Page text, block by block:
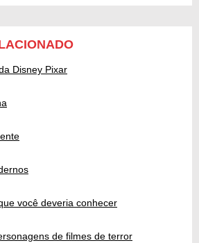
Disney Pixar
você deveria conhecer
de filmes de terror